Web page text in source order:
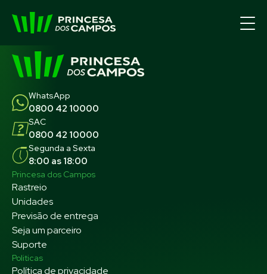
WhatsApp
0800 42 10000
SAC
0800 42 10000
Segunda a Sexta
8:00 as 18:00
Princesa dos Campos
Rastreio
Unidades
Previsão de entrega
Seja um parceiro
Suporte
Politicas
Política de privacidade